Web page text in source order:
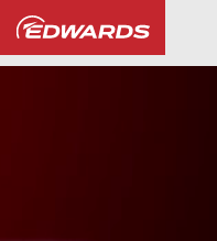
...